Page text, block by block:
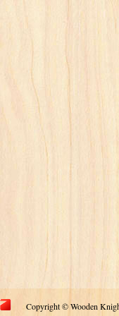
Copyright © Wooden